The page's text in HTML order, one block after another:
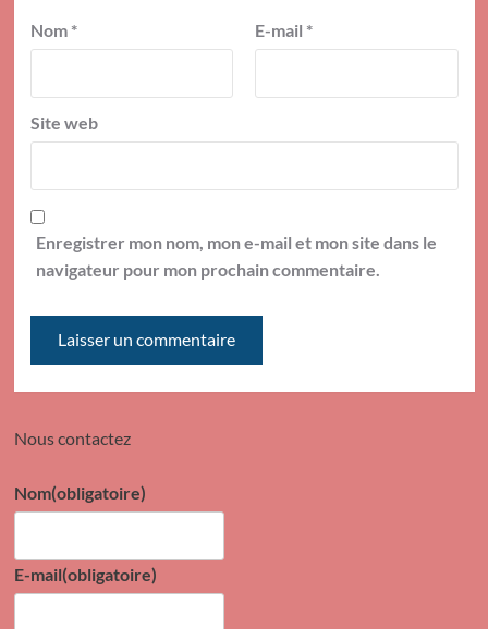
Nom * E-mail *
Site web
Enregistrer mon nom, mon e-mail et mon site dans le
navigateur pour mon prochain commentaire.
Nous contactez
Nom(obligatoire)
E-mail(obligatoire)